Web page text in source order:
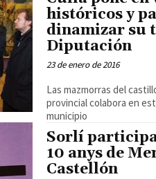
históricos y
dinamizar su
Diputación
23 de enero de 2016
Las mazmorras del
provincial colabora en
municipio
Sorlí
10 anys de
Castellón